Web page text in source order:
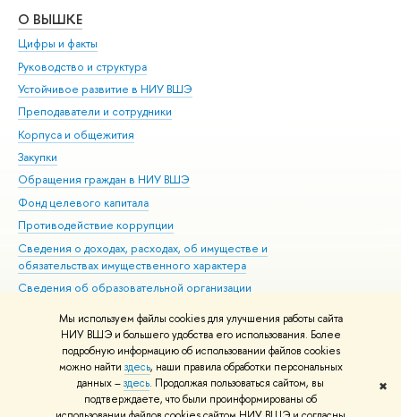
Мы используем файлы cookies для улучшения работы сайта
НИУ ВШЭ и большего удобства его использования. Более
подробную информацию об использовании файлов cookies
можно найти здесь, наши правила обработки персональных
данных –здесь. Продолжая пользоваться сайтом, вы
подтверждаете, что были проинформированы об
✖
О ВЫШКЕ
Цифры и факты
Руководство и структура
Устойчивое развитие в НИУ ВШЭ
Преподаватели и сотрудники
Корпуса и общежития
Закупки
Обращения граждан в НИУ ВШЭ
Фонд целевого капитала
Противодействие коррупции
Сведения о доходах, расходах, об имуществе и
обязательствах имущественного характера
Сведения об образовательной организации
Людям с ограниченными возможностями здоровья
Единая платежная страница
Работа в Вышке